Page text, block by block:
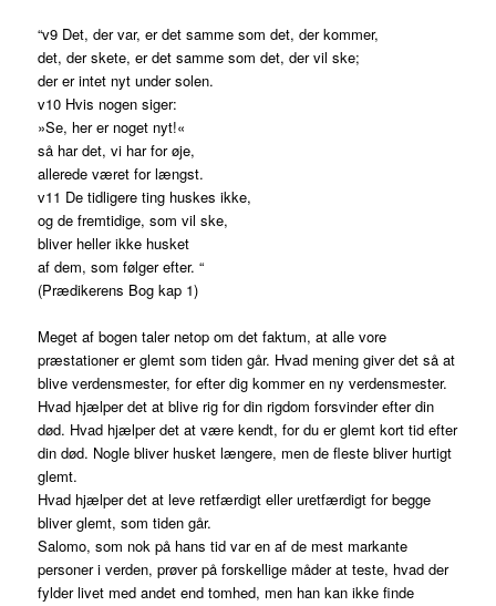
“v9 Det, der var, er det samme som det, der kommer,
det, der skete, er det samme som det, der vil ske;
der er intet nyt under solen.
v10 Hvis nogen siger:
»Se, her er noget nyt!«
så har det, vi har for øje,
allerede været for længst.
v11 De tidligere ting huskes ikke,
og de fremtidige, som vil ske,
bliver heller ikke husket
af dem, som følger efter. “
(Prædikerens Bog kap 1)
Meget af bogen taler netop om det faktum, at alle vore
præstationer er glemt som tiden går. Hvad mening giver det så at
blive verdensmester, for efter dig kommer en ny verdensmester.
Hvad hjælper det at blive rig for din rigdom forsvinder efter din
død. Hvad hjælper det at være kendt, for du er glemt kort tid efter
din død. Nogle bliver husket længere, men de fleste bliver hurtigt
glemt.
Hvad hjælper det at leve retfærdigt eller uretfærdigt for begge
bliver glemt, som tiden går.
Salomo, som nok på hans tid var en af de mest markante
personer i verden, prøver på forskellige måder at teste, hvad der
fylder livet med andet end tomhed, men han kan ikke finde